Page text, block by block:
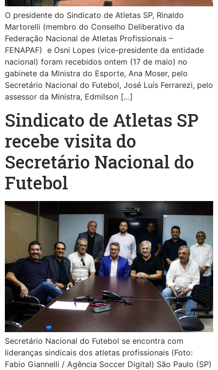
O presidente do Sindicato de Atletas SP, Rinaldo
Martorelli (membro do Conselho Deliberativo da
Federação Nacional de Atletas Profissionais –
FENAPAF) e Osni Lopes (vice-presidente da entidade
nacional) foram recebidos ontem (17 de maio) no
gabinete da Ministra do Esporte, Ana Moser, pelo
Secretário Nacional do Futebol, José Luís Ferrarezi, pelo
assessor da Ministra, Edmilson […]
Sindicato de Atletas SP
recebe visita do
Secretário Nacional do
Futebol
Secretário Nacional do Futebol se encontra com
lideranças sindicais dos atletas profissionais (Foto:
Fabio Giannelli / Agência Soccer Digital) São Paulo (SP)